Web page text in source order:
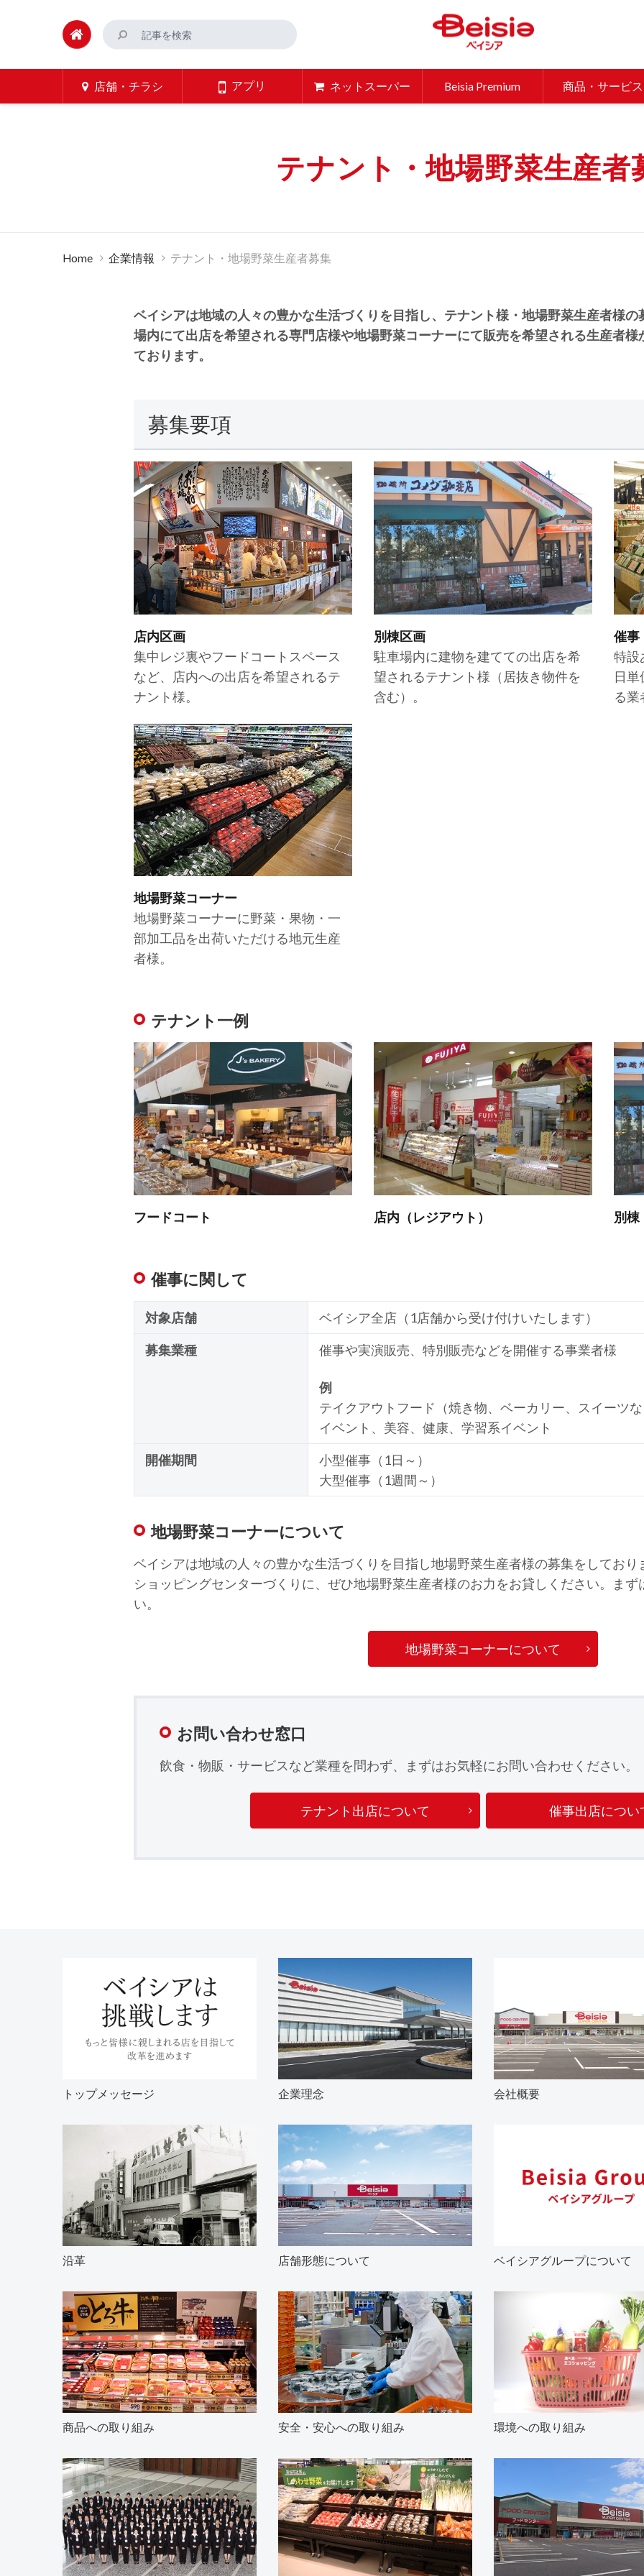
店舗・チラシ アプリ ネットスーパー Beisia Premium 商品・サービス
テナント・地場野菜生産者
Home 企業情報 テナント・地場野菜生産者募集
ベイシアは地域の人々の豊かな生活づくりを目指し、テナント様・地場野菜生産者様
場内にて出店を希望される専門店様や地場野菜コーナーにて販売を希望される生産者
ております。
募集要項
店内区画
集中レジ裏やフードコートスペース
など、店内への出店を希望されるテ
ナント様。
別棟区画
駐車場内に建物を建てての出店を希
望されるテナント様（居抜き物件を
含む）。
催事
特設
日
る業
地場野菜コーナー
地場野菜コーナーに野菜・果物・一
部加工品を出荷いただける地元生産
者様。
テナント一例
フードコート 店内（レジアウト） 別棟
催事に関して
対象店舗 ベイシア全店（1店舗から受け付けいたします）
募集業種 催事や実演販売、特別販売などを開催する事業者様
例
テイクアウトフード（焼き物、ベーカリー、スイーツ
イベント、美容、健康、学習系イベント
開催期間
小型催事（1日～）
大型催事（1週間～）
地場野菜コーナーについて
ベイシアは地域の人々の豊かな生活づくりを目指し地場野菜生産者様の募集をしてお
ショッピングセンターづくりに、ぜひ地場野菜生産者様のお力をお貸しください。ま
い。
地場野菜コーナーについて
お問い合わせ窓口
飲食・物販・サービスなど業種を問わず、まずはお気軽にお問い合わせください。
テナント出店について 催事出店につい
トップメッセージ 企業理念 会社概要
沿革 店舗形態について ベイシアグループについて
商品への取り組み 安全・安心への取り組み 環境への取り組み